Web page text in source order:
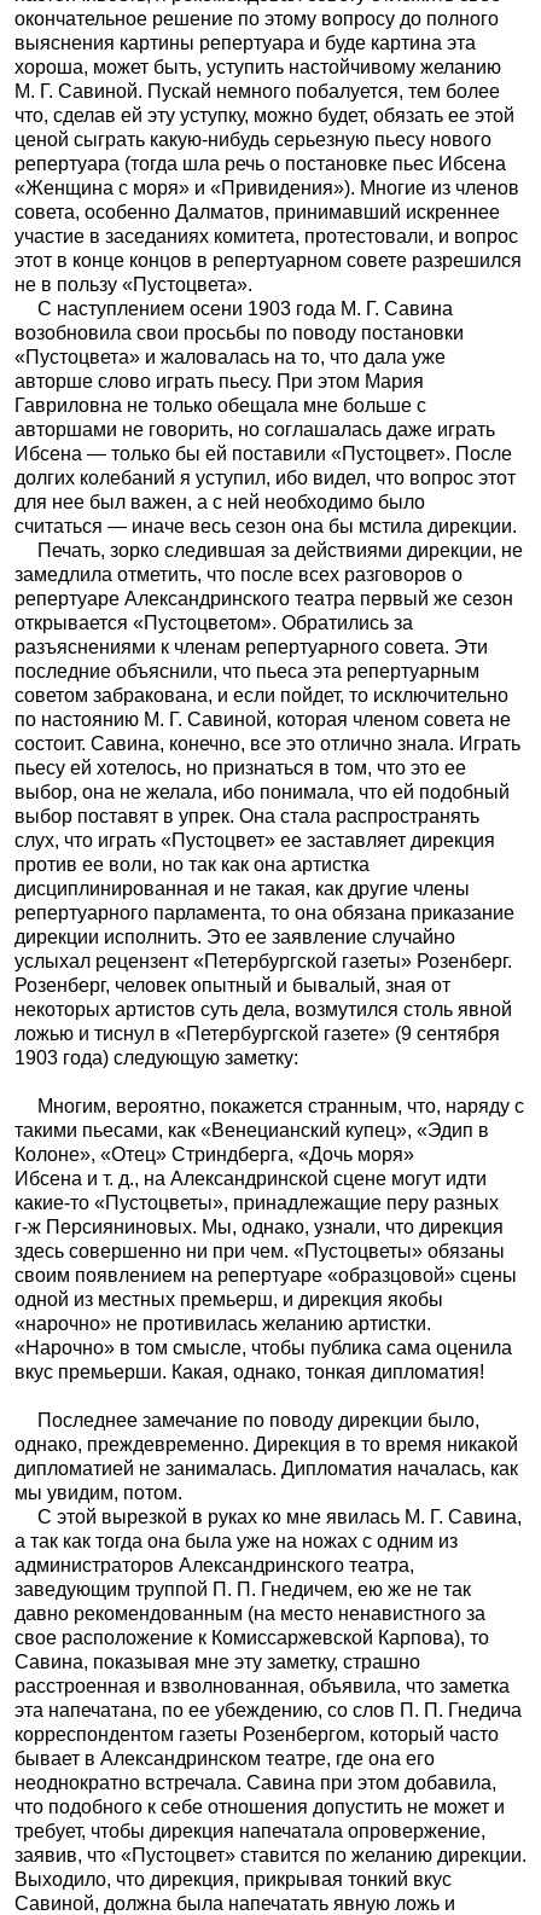
окончательное решение по этому вопросу до полного
выяснения картины репертуара и буде картина эта
хороша, может быть, уступить настойчивому желанию
М. Г. Савиной. Пускай немного побалуется, тем более
что, сделав ей эту уступку, можно будет, обязать ее этой
ценой сыграть какую-нибудь серьезную пьесу нового
репертуара (тогда шла речь о постановке пьес Ибсена
«Женщина с моря» и «Привидения»). Многие из членов
совета, особенно Далматов, принимавший искреннее
участие в заседаниях комитета, протестовали, и вопрос
этот в конце концов в репертуарном совете разрешился
не в пользу «Пустоцвета».
С наступлением осени 1903 года М. Г. Савина
возобновила свои просьбы по поводу постановки
«Пустоцвета» и жаловалась на то, что дала уже
авторше слово играть пьесу. При этом Мария
Гавриловна не только обещала мне больше с
авторшами не говорить, но соглашалась даже играть
Ибсена — только бы ей поставили «Пустоцвет». После
долгих колебаний я уступил, ибо видел, что вопрос этот
для нее был важен, а с ней необходимо было
считаться — иначе весь сезон она бы мстила дирекции.
Печать, зорко следившая за действиями дирекции, не
замедлила отметить, что после всех разговоров о
репертуаре Александринского театра первый же сезон
открывается «Пустоцветом». Обратились за
разъяснениями к членам репертуарного совета. Эти
последние объяснили, что пьеса эта репертуарным
советом забракована, и если пойдет, то исключительно
по настоянию М. Г. Савиной, которая членом совета не
состоит. Савина, конечно, все это отлично знала. Играть
пьесу ей хотелось, но признаться в том, что это ее
выбор, она не желала, ибо понимала, что ей подобный
выбор поставят в упрек. Она стала распространять
слух, что играть «Пустоцвет» ее заставляет дирекция
против ее воли, но так как она артистка
дисциплинированная и не такая, как другие члены
репертуарного парламента, то она обязана приказание
дирекции исполнить. Это ее заявление случайно
услыхал рецензент «Петербургской газеты» Розенберг.
Розенберг, человек опытный и бывалый, зная от
некоторых артистов суть дела, возмутился столь явной
ложью и тиснул в «Петербургской газете» (9 сентября
1903 года) следующую заметку:
Многим, вероятно, покажется странным, что, наряду с
такими пьесами, как «Венецианский купец», «Эдип в
Колоне», «Отец» Стриндберга, «Дочь моря»
Ибсена и т. д., на Александринской сцене могут идти
какие-то «Пустоцветы», принадлежащие перу разных
г‑ж Персияниновых. Мы, однако, узнали, что дирекция
здесь совершенно ни при чем. «Пустоцветы» обязаны
своим появлением на репертуаре «образцовой» сцены
одной из местных премьерш, и дирекция якобы
«нарочно» не противилась желанию артистки.
«Нарочно» в том смысле, чтобы публика сама оценила
вкус премьерши. Какая, однако, тонкая дипломатия!
Последнее замечание по поводу дирекции было,
однако, преждевременно. Дирекция в то время никакой
дипломатией не занималась. Дипломатия началась, как
мы увидим, потом.
С этой вырезкой в руках ко мне явилась М. Г. Савина,
а так как тогда она была уже на ножах с одним из
администраторов Александринского театра,
заведующим труппой П. П. Гнедичем, ею же не так
давно рекомендованным (на место ненавистного за
свое расположение к Комиссаржевской Карпова), то
Савина, показывая мне эту заметку, страшно
расстроенная и взволнованная, объявила, что заметка
эта напечатана, по ее убеждению, со слов П. П. Гнедича
корреспондентом газеты Розенбергом, который часто
бывает в Александринском театре, где она его
неоднократно встречала. Савина при этом добавила,
что подобного к себе отношения допустить не может и
требует, чтобы дирекция напечатала опровержение,
заявив, что «Пустоцвет» ставится по желанию дирекции.
Выходило, что дирекция, прикрывая тонкий вкус
Савиной, должна была напечатать явную ложь и